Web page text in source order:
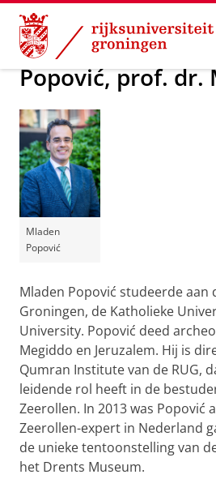
Skip
Content
Skip
Navigation
Over ons Actueel Voor de pers
Popović, prof. dr.
Mladen
Popović
Mladen Popović studeerde aan
Groningen, de Katholieke
University. Popović deed
Megiddo en Jeruzalem. Hij is
Qumran Institute van de RUG,
leidende rol heeft in de
Zeerollen. In 2013 was Popović
Zeerollen-expert in Nederland
de unieke tentoonstelling van
het Drents Museum.